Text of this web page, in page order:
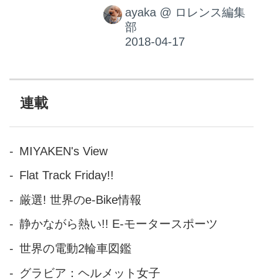
Tea-」と題したハイセンスな
書籍や品々を集めた「知のマ
ーケット」 を開催。おしゃれ
ayaka @ ロレンス編集
部
連載
MIYAKEN's View
Flat Track Friday!!
厳選! 世界のe-Bike情報
静かながら熱い!! E-モータースポーツ
世界の電動2輪車図鑑
グラビア：ヘルメット女子